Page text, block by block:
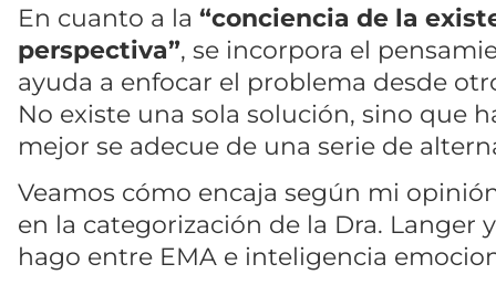
En cuanto a la “conciencia de la
perspectiva”, se incorpora el
ayuda a enfocar el problema desde
No existe una sola solución, sino que
mejor se adecue de una serie de
Veamos cómo encaja según mi
en la categorización de la Dra. Langer
hago entre EMA e inteligencia